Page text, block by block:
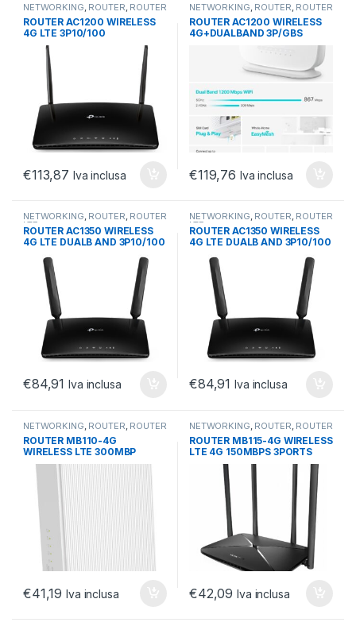
NETWORKING, ROUTER, ROUTER
LTE
ROUTER AC1200 WIRELESS
4G LTE 3P10/100
3ANT.INT+2 ANT LTE
€113,87 Iva inclusa
NETWORKING, ROUTER, ROUTER
LTE
ROUTER AC1200 WIRELESS
4G+DUALBAND 3P/GBS
LAN+1WAN ANT.INT/EST
€119,76 Iva inclusa
NETWORKING, ROUTER, ROUTER
LTE
ROUTER AC1350 WIRELESS
4G LTE DUALB AND 3P10/100
€84,91 Iva inclusa
NETWORKING, ROUTER, ROUTER
LTE
ROUTER AC1350 WIRELESS
4G LTE DUALB AND 3P10/100
€84,91 Iva inclusa
NETWORKING, ROUTER, ROUTER
LTE
ROUTER MB110-4G
WIRELESS LTE 300MBP
WIFI300MBPS 2,4GHZ
1X10/100LAN 1WAN
€41,19 Iva inclusa
NETWORKING, ROUTER, ROUTER
LTE
ROUTER MB115-4G WIRELESS
LTE 4G 150MBPS 3PORTS
10/100 MBPS LAN 1WAN
€42,09 Iva inclusa